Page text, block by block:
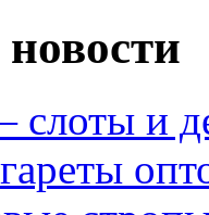
слоты и